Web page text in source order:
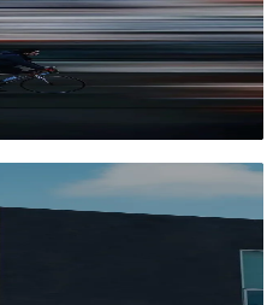
awareness tot actie in